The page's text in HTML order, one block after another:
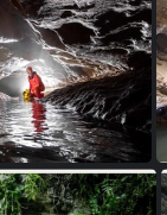
Bief